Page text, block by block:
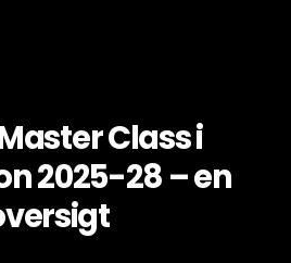
Class i
2025-28 – en